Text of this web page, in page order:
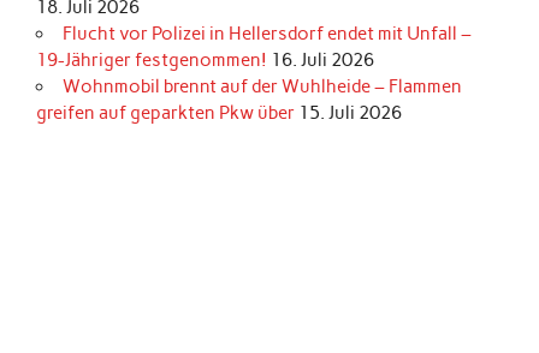
18. Juli 2026
Flucht vor Polizei in Hellersdorf endet mit Unfall –
19-Jähriger festgenommen! 16. Juli 2026
Wohnmobil brennt auf der Wuhlheide – Flammen
greifen auf geparkten Pkw über 15. Juli 2026